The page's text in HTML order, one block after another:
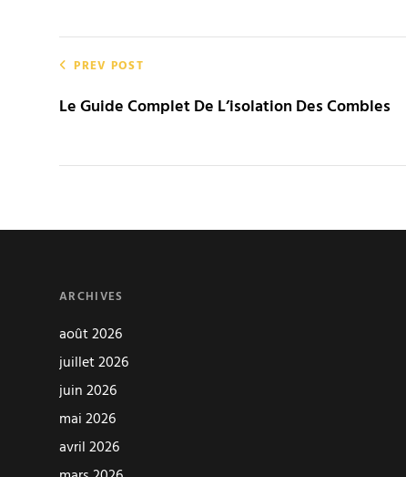
Navigation
de
l’article
PREV POST
Le Guide Complet De L’isolation Des Combles
ARCHIVES
août 2026
juillet 2026
juin 2026
mai 2026
avril 2026